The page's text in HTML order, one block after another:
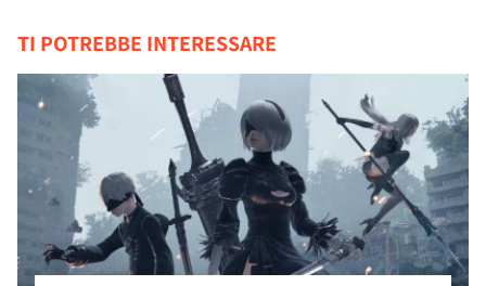
TI POTREBBE INTERESSARE